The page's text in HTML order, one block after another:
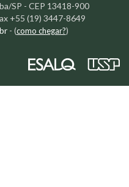
SP - CEP 13418-900
+55 (19) 3447-8649
- (como chegar?)